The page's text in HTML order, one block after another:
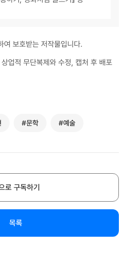
여 보호받는 저작물입니다.
업적 무단복제와 수정, 캡처 후 배포
#문학 #예술
로 구독하기
목록